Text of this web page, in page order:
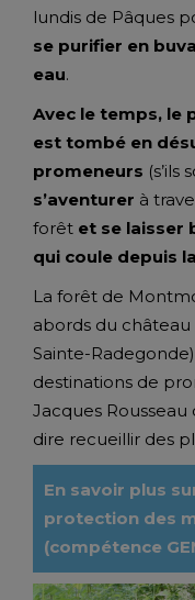
lundis de Pâques
se purifier en
eau.
Avec le temps, le
est tombé en
promeneurs (s’ils
s’aventurer à
forêt et se laisser
qui coule depuis
La forêt de
abords du château
Sainte-
destinations de
Jacques Rousseau
dire recueillir des
En savoir plus
protection des
(compétence